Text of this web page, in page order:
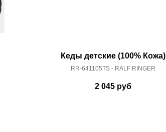
Кеды детские (100% Кожа)
RR-641105TS - RALF RINGER
2 045руб